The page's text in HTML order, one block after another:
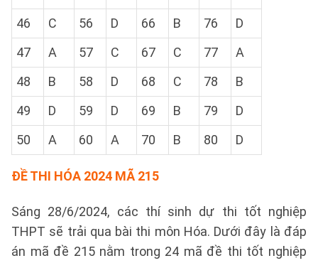
46
C 56 D 66 B 76
D
47
A 57 C 67 C 77
A
48
B 58 D 68 C 78
B
49
D 59 D 69 B 79
D
50
A 60 A 70 B 80 D
ĐỀ THI HÓA 2024 MÃ 215
Sáng 28/6/2024, các thí sinh dự thi tốt nghiệp
THPT sẽ trải qua bài thi môn Hóa. Dưới đây là đáp
án mã đề 215 nằm trong 24 mã đề thi tốt nghiệp